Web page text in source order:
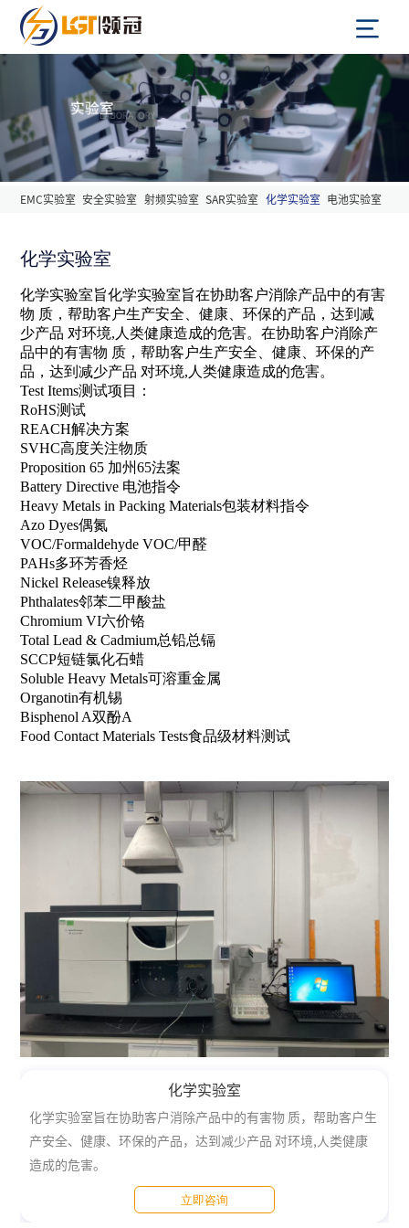
EMC实验室 安全实验室 射频实验室 SAR实验室 化学实验室 电池实验室
化学实验室
化学实验室旨化学实验室旨在协助客户消除产品中的有害
物 质，帮助客户生产安全、健康、环保的产品，达到减
少产品 对环境,人类健康造成的危害。在协助客户消除产
品中的有害物 质，帮助客户生产安全、健康、环保的产
品，达到减少产品 对环境,人类健康造成的危害。
Test Items测试项目：
RoHS测试
REACH解决方案
SVHC高度关注物质
Proposition 65 加州65法案
Battery Directive 电池指令
Heavy Metals in Packing Materials包装材料指令
Azo Dyes偶氮
VOC/Formaldehyde VOC/甲醛
PAHs多环芳香烃
Nickel Release镍释放
Phthalates邻苯二甲酸盐
Chromium VI六价铬
Total Lead & Cadmium总铅总镉
SCCP短链氯化石蜡
Soluble Heavy Metals可溶重金属
Organotin有机锡
Bisphenol A双酚A
Food Contact Materials Tests食品级材料测试
化学实验室
化学实验室旨在协助客户消除产品中的有害物 质，帮助客户生
产安全、健康、环保的产品，达到减少产品 对环境,人类健康
造成的危害。
立即咨询